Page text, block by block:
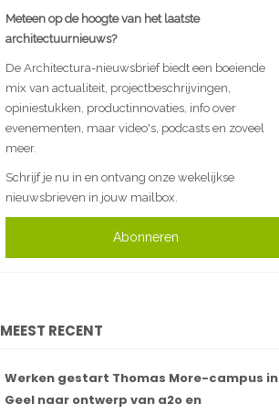
Meteen op de hoogte van het laatste
architectuurnieuws?
De Architectura-nieuwsbrief biedt een boeiende
mix van actualiteit, projectbeschrijvingen,
opiniestukken, productinnovaties, info over
evenementen, maar video's, podcasts en zoveel
meer.
Schrijf je nu in en ontvang onze wekelijkse
nieuwsbrieven in jouw mailbox.
Abonneren
MEEST RECENT
Werken gestart Thomas More-campus in
Geel naar ontwerp van a2o en